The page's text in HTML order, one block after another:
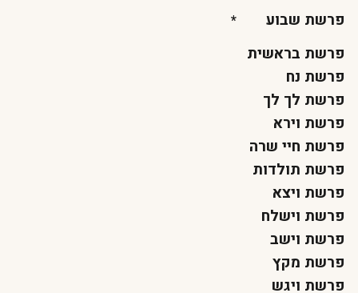
פרשת שבוע
פרשת בראשית
פרשת נח
פרשת לך לך
פרשת וירא
פרשת חיי שרה
פרשת תולדות
פרשת ויצא
פרשת וישלח
פרשת וישב
פרשת מקץ
פרשת ויגש